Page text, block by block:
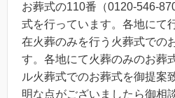
お葬式の110番（0120-546-
式を行っています。各地にて
在火葬のみを行う火葬式での
す。各地にて火葬のみのお葬
ル火葬式でのお葬式を御提案
明な点がございましたら御相